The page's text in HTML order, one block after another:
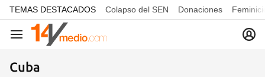
common.go-to-content
TEMAS DESTACADOS Colapso del SEN Donaciones
Navegación
Cuba